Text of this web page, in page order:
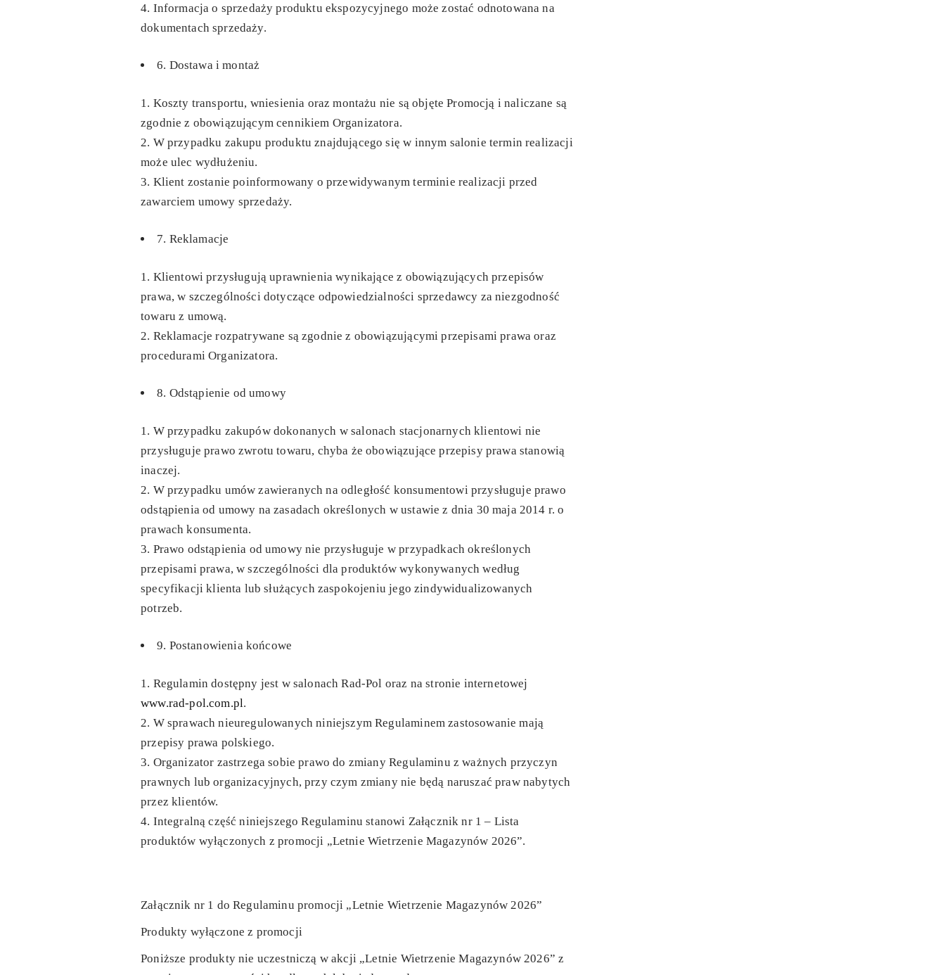
Informacja o sprzedaży produktu ekspozycyjnego może zostać odnotowana na
dokumentach sprzedaży.
6. Dostawa i montaż
Koszty transportu, wniesienia oraz montażu nie są objęte Promocją i naliczane są
zgodnie z obowiązującym cennikiem Organizatora.
W przypadku zakupu produktu znajdującego się w innym salonie termin realizacji
może ulec wydłużeniu.
Klient zostanie poinformowany o przewidywanym terminie realizacji przed
zawarciem umowy sprzedaży.
7. Reklamacje
Klientowi przysługują uprawnienia wynikające z obowiązujących przepisów
prawa, w szczególności dotyczące odpowiedzialności sprzedawcy za niezgodność
towaru z umową.
Reklamacje rozpatrywane są zgodnie z obowiązującymi przepisami prawa oraz
procedurami Organizatora.
8. Odstąpienie od umowy
W przypadku zakupów dokonanych w salonach stacjonarnych klientowi nie
przysługuje prawo zwrotu towaru, chyba że obowiązujące przepisy prawa stanowią
inaczej.
W przypadku umów zawieranych na odległość konsumentowi przysługuje prawo
odstąpienia od umowy na zasadach określonych w ustawie z dnia 30 maja 2014 r. o
prawach konsumenta.
Prawo odstąpienia od umowy nie przysługuje w przypadkach określonych
przepisami prawa, w szczególności dla produktów wykonywanych według
specyfikacji klienta lub służących zaspokojeniu jego zindywidualizowanych
potrzeb.
9. Postanowienia końcowe
Regulamin dostępny jest w salonach Rad-Pol oraz na stronie internetowej
www.rad-pol.com.pl.
W sprawach nieuregulowanych niniejszym Regulaminem zastosowanie mają
przepisy prawa polskiego.
Organizator zastrzega sobie prawo do zmiany Regulaminu z ważnych przyczyn
prawnych lub organizacyjnych, przy czym zmiany nie będą naruszać praw nabytych
przez klientów.
Integralną część niniejszego Regulaminu stanowi Załącznik nr 1 – Lista
produktów wyłączonych z promocji „Letnie Wietrzenie Magazynów 2026”.
Załącznik nr 1 do Regulaminu promocji „Letnie Wietrzenie Magazynów 2026”
Produkty wyłączone z promocji
Poniższe produkty nie uczestniczą w akcji „Letnie Wietrzenie Magazynów 2026” z